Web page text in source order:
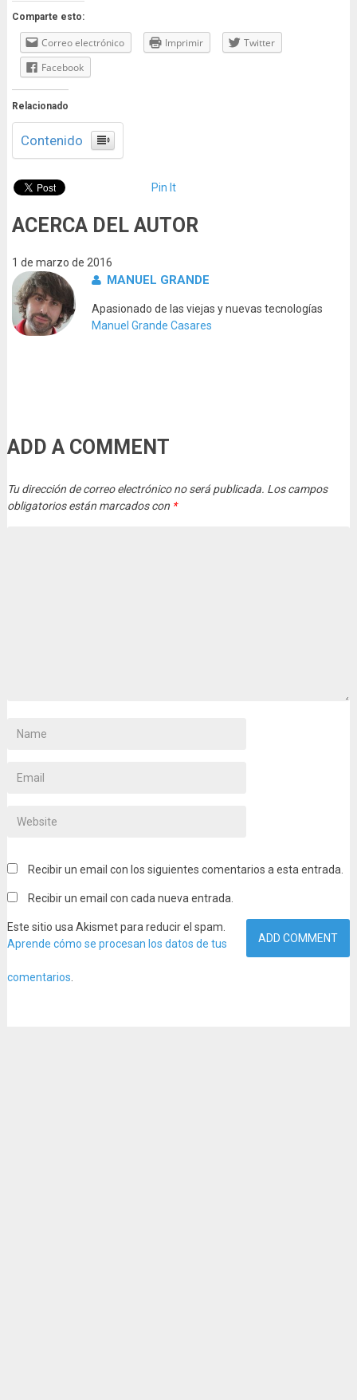
Comparte esto:
Correo electrónico Imprimir
Twitter
Facebook
Relacionado
Contenido
Pin It
ACERCA DEL AUTOR
1 de marzo de 2016
MANUEL GRANDE
Apasionado de las viejas y nuevas tecnologías
Manuel Grande Casares
ADD A COMMENT
Tu dirección de correo electrónico no será publicada. Los campos
obligatorios están marcados con *
Recibir un email con los siguientes comentarios a esta entrada.
Recibir un email con cada nueva entrada.
Este sitio usa Akismet para reducir el spam.
Aprende cómo se procesan los datos de tus
comentarios.